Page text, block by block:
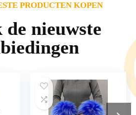
PRODUCTEN KOPEN
nieuwste